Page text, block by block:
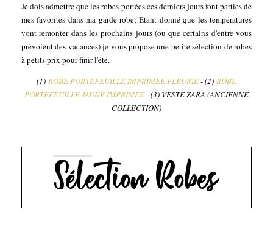
Je dois admettre que les robes portées ces derniers jours font parties de
mes favorites dans ma garde-robe; Etant donné que les températures
vont remonter dans les prochains jours (ou que certains d'entre vous
prévoient des vacances) je vous propose une petite sélection de robes
à petits prix pour finir l'été.
(1) ROBE PORTEFEUILLE IMPRIMEE FLEURIE- (2) ROBE
PORTEFEUILLE JAUNE IMPRIMEE- (3) VESTE ZARA (ANCIENNE
COLLECTION)